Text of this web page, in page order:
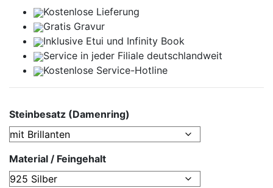
Kostenlose Lieferung
Gratis Gravur
Inklusive Etui und Infinity Book
Service in jeder Filiale deutschlandweit
Kostenlose Service-Hotline
Steinbesatz (Damenring)
Material / Feingehalt